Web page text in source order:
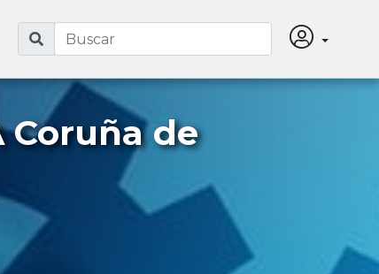
Coruña de